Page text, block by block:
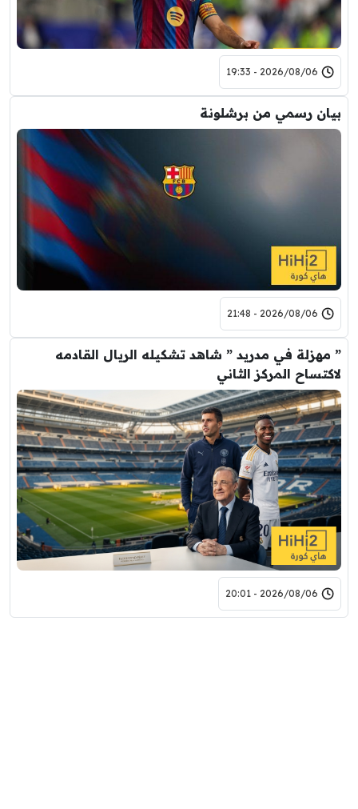
2026/08/06 - 19:33
بيان رسمي من برشلونة
2026/08/06 - 21:48
” مهزلة في مدريد ” شاهد تشكيله الريال القادمه
لاكتساح المركز الثاني
2026/08/06 - 20:01